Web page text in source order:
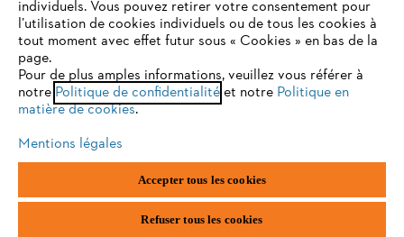
Politique de protection des données
Mentions légales Utilisation des cookies
ANDREAS STIHL NV, Veurtstraat 117, 2870 Puurs-Sint-Amands,
België/Belgique
VAT Number: BE 0427.714.768
Vous utilisez un navigateur Internet que nous ne prenons plus
en charge, et certaines fonctionnalités de notre site ne
peuvent fonctionner correctement. Pour une utilisation
optimale de notre site, nous vous recommandons de passer à
l'un des navigateurs suivants :
firefox chrome
edge
individuels. Vous pouvez retirer votre consentement pour
l’utilisation de cookies individuels ou de tous les cookies à
tout moment avec effet futur sous « Cookies » en bas de la
page.
Pour de plus amples informations, veuillez vous référer à
notre Politique de confidentialitéet notre Politique en
matière de cookies.
Mentions légales
Accepter tous les cookies
Refuser tous les cookies